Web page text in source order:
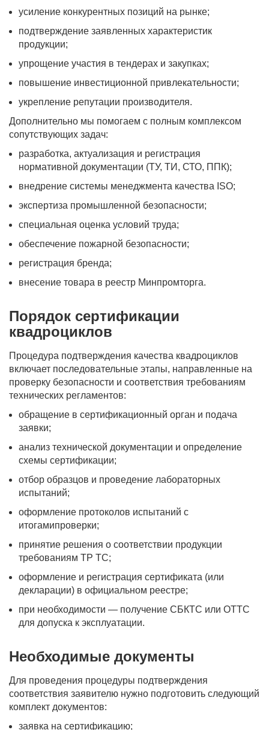
усиление конкурентных позиций на рынке;
подтверждение заявленных характеристик
продукции;
упрощение участия в тендерах и закупках;
повышение инвестиционной привлекательности;
укрепление репутации производителя.
Дополнительно мы помогаем с полным комплексом
сопутствующих задач:
разработка, актуализация и регистрация
нормативной документации (ТУ, ТИ, СТО, ППК);
внедрение системы менеджмента качества ISO;
экспертиза промышленной безопасности;
специальная оценка условий труда;
обеспечение пожарной безопасности;
регистрация бренда;
внесение товара в реестр Минпромторга.
Порядок сертификации
квадроциклов
Процедура подтверждения качества квадроциклов
включает последовательные этапы, направленные на
проверку безопасности и соответствия требованиям
технических регламентов:
обращение в сертификационный орган и подача
заявки;
анализ технической документации и определение
схемы сертификации;
отбор образцов и проведение лабораторных
испытаний;
оформление протоколов испытаний с
итогамипроверки;
принятие решения о соответствии продукции
требованиям ТР ТС;
оформление и регистрация сертификата (или
декларации) в официальном реестре;
при необходимости — получение СБКТС или ОТТС
для допуска к эксплуатации.
Необходимые документы
Для проведения процедуры подтверждения
соответствия заявителю нужно подготовить следующий
комплект документов:
заявка на сертификацию;